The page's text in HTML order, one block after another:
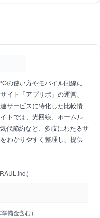
の使い方やモバイル回線に
イト「アプリポ」の運営、
サービスに特化した比較情
トでは、光回線、ホームル
代節約など、多岐にわたるサ
わかりやすく整理し、提供
備金含む）